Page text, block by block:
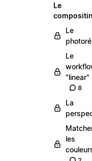
Le
Le
Le
"linear"
8
La
les